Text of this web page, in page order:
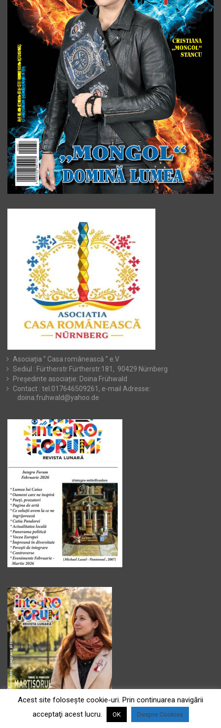
Asociația ” Casa românească ” e.V
Sediul : Fürtherstr Fürtherstr.181, 90429 Nürnberg
Președinte asociație: Doina Frühwald
Contact : tel.017646509261, e-mail Adresse:
doina.fruhwald@yahoo.de
Acest site foloseşte cookie-uri. Prin continuarea navigării
acceptaţi acest lucru.
OK Despre Cookies